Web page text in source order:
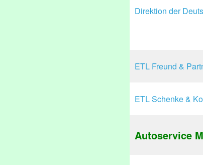
Direktion der
ETL Freund &
ETL Schenke &
Autoservice